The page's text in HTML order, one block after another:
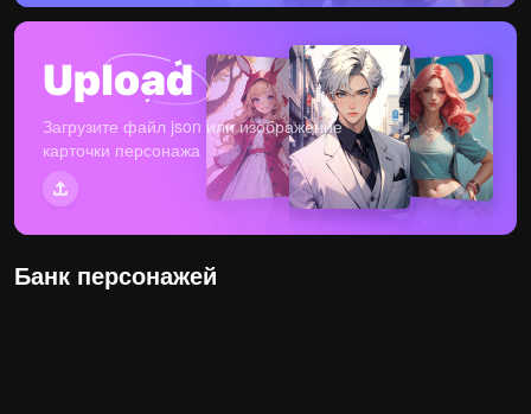
Загрузите файл json или изображение
карточки персонажа
Банк персонажей